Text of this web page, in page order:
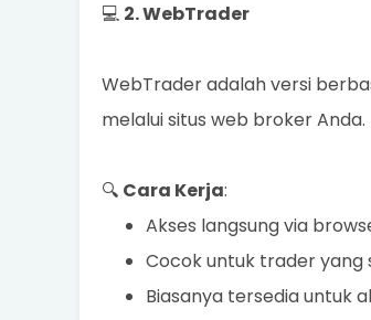
💻 2. WebTrader
WebTrader adalah versi
melalui situs web broker Anda.
🔍 Cara Kerja:
Akses langsung via
Cocok untuk trader
Biasanya tersedia untuk